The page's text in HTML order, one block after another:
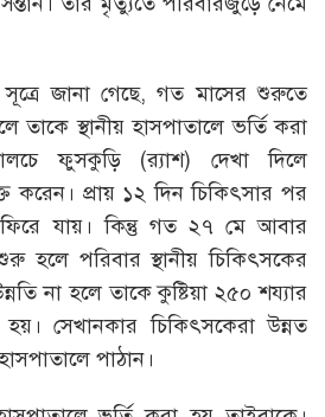
জানা গেছে, গত মাসের শুরুতে
তাকে স্থানীয় হাসপাতালে ভর্তি করা
ফুসকুড়ি (র‌্যাশ) দেখা দিলে
করেন। প্রায় ১২ দিন চিকিৎসার পর
ফিরে যায়। কিন্তু গত ২৭ মে আবার
হলে পরিবার স্থানীয় চিকিৎসকের
না হলে তাকে কুষ্টিয়া ২৫০ শয্যার
সেখানকার চিকিৎসকেরা উন্নত
পাঠান।